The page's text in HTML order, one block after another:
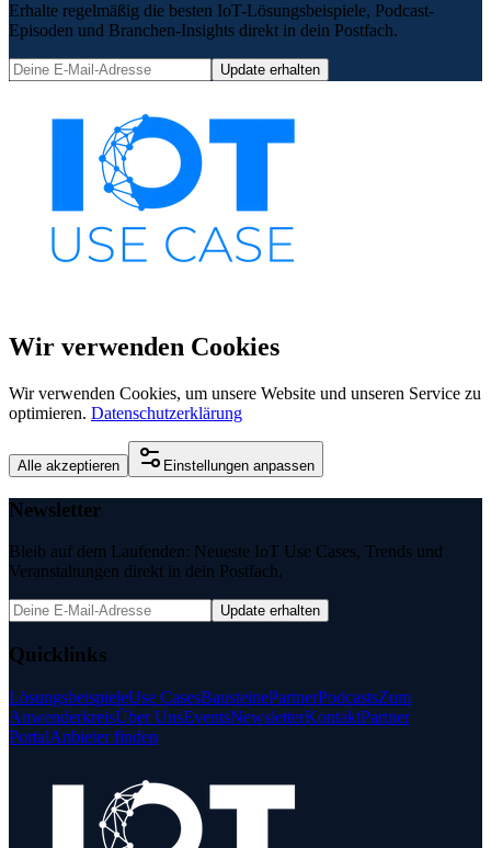
Erhalte regelmäßig die besten IoT-Lösungsbeispiele, Podcast-
Episoden und Branchen-Insights direkt in dein Postfach.
Update erhalten
Wir verwenden Cookies
Wir verwenden Cookies, um unsere Website und unseren Service zu
optimieren. Datenschutzerklärung
Alle akzeptieren Einstellungen anpassen
Newsletter
Bleib auf dem Laufenden: Neueste IoT Use Cases, Trends und
Veranstaltungen direkt in dein Postfach.
Update erhalten
Quicklinks
LösungsbeispieleUse CasesBausteinePartnerPodcastsZum
AnwenderkreisÜber UnsEventsNewsletterKontaktPartner
PortalAnbieter finden